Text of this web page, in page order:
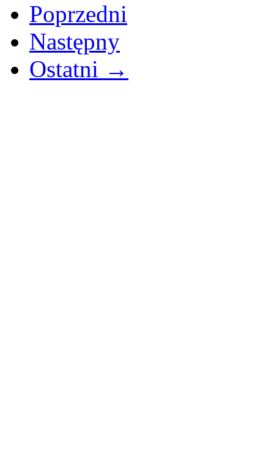
Poprzedni
Następny
Ostatni →